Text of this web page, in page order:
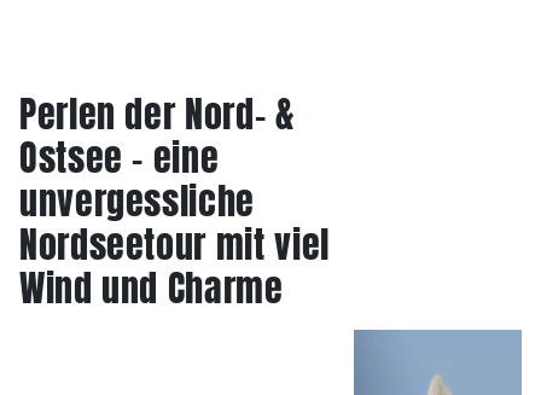
Perlen der Nord- &
Ostsee – eine
unvergessliche
Nordseetour mit viel
Wind und Charme